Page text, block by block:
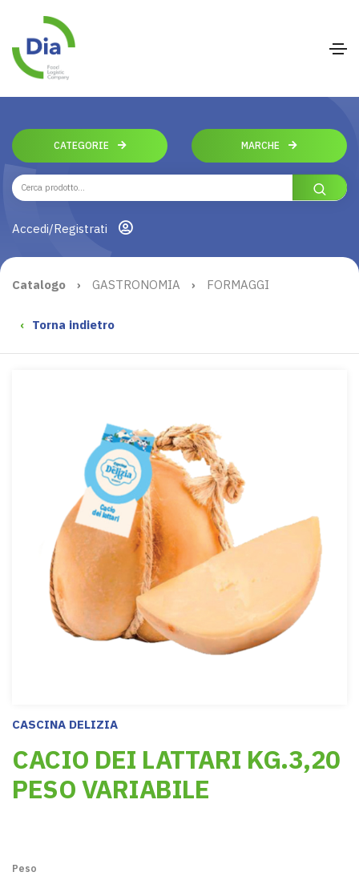
CATEGORIE MARCHE
Accedi/Registrati
Catalogo › GASTRONOMIA › FORMAGGI
‹ Torna indietro
CASCINA DELIZIA
CACIO DEI LATTARI KG.3,20
PESO VARIABILE
Peso